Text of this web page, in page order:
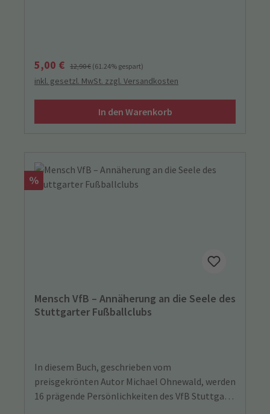
Verkaufspreis:
5,00 € Regulärer Preis:
12,90 € (61.24% gespart)
inkl. gesetzl. MwSt. zzgl. Versandkosten
In den Warenkorb
Rabatt
%
Mensch VfB – Annäherung an die Seele des
Stuttgarter Fußballclubs
In diesem Buch, geschrieben vom
preisgekrönten Autor Michael Ohnewald, werden
16 prägende Persönlichkeiten des VfB Stuttgart